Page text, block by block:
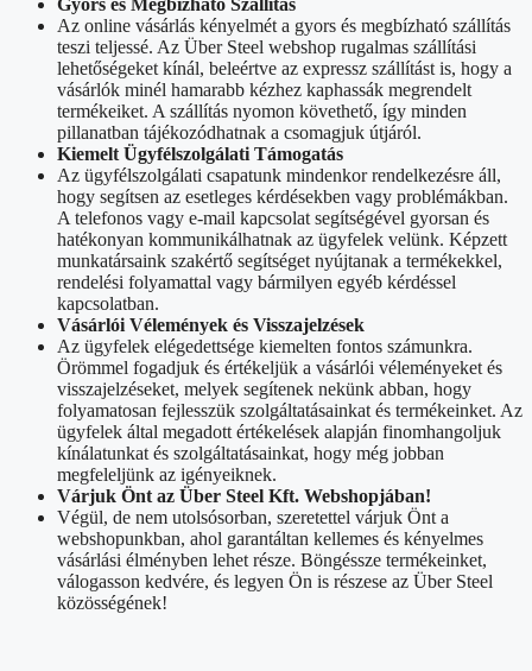
Az online vásárlás kényelmét a gyors és megbízható szállítás
teszi teljessé. Az Über Steel webshop rugalmas szállítási
lehetőségeket kínál, beleértve az expressz szállítást is, hogy a
vásárlók minél hamarabb kézhez kaphassák megrendelt
termékeiket. A szállítás nyomon követhető, így minden
pillanatban tájékozódhatnak a csomagjuk útjáról.
Kiemelt Ügyfélszolgálati Támogatás
Az ügyfélszolgálati csapatunk mindenkor rendelkezésre áll,
hogy segítsen az esetleges kérdésekben vagy problémákban.
A telefonos vagy e-mail kapcsolat segítségével gyorsan és
hatékonyan kommunikálhatnak az ügyfelek velünk. Képzett
munkatársaink szakértő segítséget nyújtanak a termékekkel,
rendelési folyamattal vagy bármilyen egyéb kérdéssel
kapcsolatban.
Vásárlói Vélemények és Visszajelzések
Az ügyfelek elégedettsége kiemelten fontos számunkra.
Örömmel fogadjuk és értékeljük a vásárlói véleményeket és
visszajelzéseket, melyek segítenek nekünk abban, hogy
folyamatosan fejlesszük szolgáltatásainkat és termékeinket. Az
ügyfelek által megadott értékelések alapján finomhangoljuk
kínálatunkat és szolgáltatásainkat, hogy még jobban
megfeleljünk az igényeiknek.
Várjuk Önt az Über Steel Kft. Webshopjában!
Végül, de nem utolsósorban, szeretettel várjuk Önt a
webshopunkban, ahol garantáltan kellemes és kényelmes
vásárlási élményben lehet része. Böngéssze termékeinket,
válogasson kedvére, és legyen Ön is részese az Über Steel
közösségének!